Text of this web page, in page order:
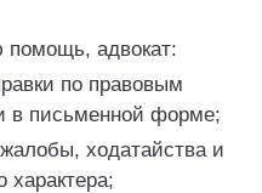
адвокат:
по правовым
в письменной форме;
ходатайства и
характера;